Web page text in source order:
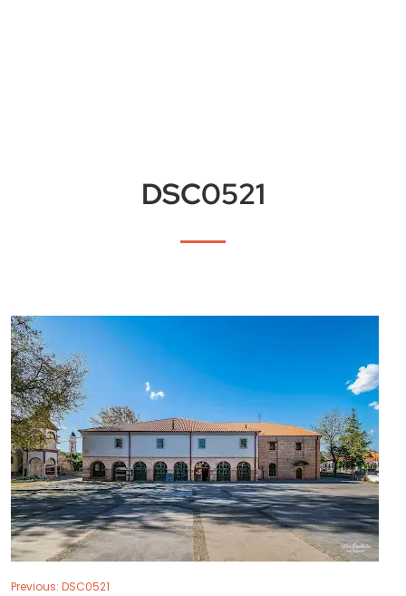
DSC0521
Previous: DSC0521